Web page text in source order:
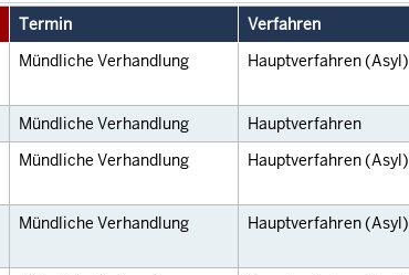
Termin Verfahren
Mündliche Verhandlung Hauptverfahren (Asyl)
Mündliche Verhandlung Hauptverfahren
Mündliche Verhandlung Hauptverfahren (Asyl)
Mündliche Verhandlung Hauptverfahren (Asyl)